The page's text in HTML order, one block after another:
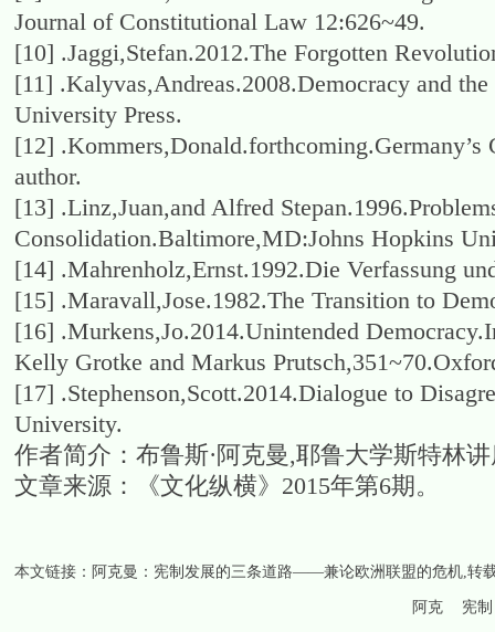
Journal of Constitutional Law 12:626~49.
[10] .Jaggi,Stefan.2012.The Forgotten
[11] .Kalyvas,Andreas.2008.Democracy and
University Press.
[12]
author.
[13] .Linz,Juan,and Alfred
Consolidation.Baltimore,MD:Johns Hopkins
[14] .Mahrenholz,Ernst.1992.Die Verfassung
[15] .Maravall,Jose.1982.The Transition to
[16] .Murkens,Jo.2014.Unintended
Kelly Grotke and Markus
[17] .Stephenson,Scott.2014.Dialogue to
University.
作者简介：布鲁斯·阿克曼,耶鲁大学斯特林
文章来源：《文化纵横》2015年第6期。
本文链接： 阿克曼：宪制发展的三条道路——兼论欧洲联盟的危机,转
阿克 宪制